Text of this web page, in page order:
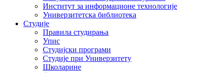
Институт за информационе технологије
Универзитетска библиотека
Студије
Правила студирања
Упис
Студијски програми
Студије при Универзитету
Школарине